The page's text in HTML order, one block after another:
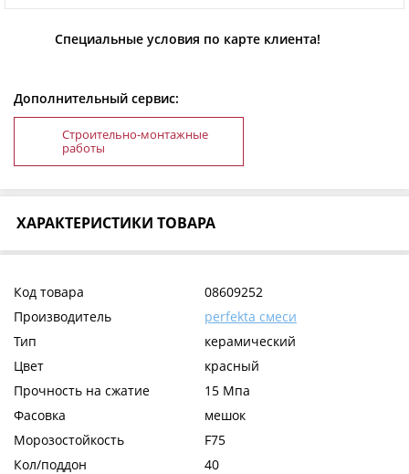
Специальные условия по карте клиента!
Дополнительный сервис:
Строительно-монтажные
работы
ХАРАКТЕРИСТИКИ ТОВАРА
Код товара
08609252
Производитель
perfekta смеси
Тип
керамический
Цвет
красный
Прочность на сжатие
15 Мпа
Фасовка
мешок
Морозостойкость
F75
Кол/поддон
40